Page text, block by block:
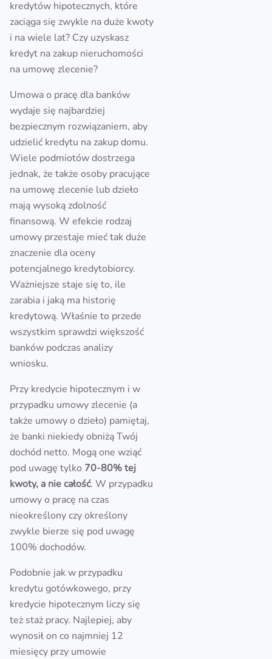
kredytów hipotecznych, które
zaciąga się zwykle na duże kwoty
i na wiele lat? Czy uzyskasz
kredyt na zakup nieruchomości
na umowę zlecenie?
Umowa o pracę dla banków
wydaje się najbardziej
bezpiecznym rozwiązaniem, aby
udzielić kredytu na zakup domu.
Wiele podmiotów dostrzega
jednak, że także osoby pracujące
na umowę zlecenie lub dzieło
mają wysoką zdolność
finansową. W efekcie rodzaj
umowy przestaje mieć tak duże
znaczenie dla oceny
potencjalnego kredytobiorcy.
Ważniejsze staje się to, ile
zarabia i jaką ma historię
kredytową. Właśnie to przede
wszystkim sprawdzi większość
banków podczas analizy
wniosku.
Przy kredycie hipotecznym i w
przypadku umowy zlecenie (a
także umowy o dzieło) pamiętaj,
że banki niekiedy obniżą Twój
dochód netto. Mogą one wziąć
pod uwagę tylko 70-80% tej
kwoty, a nie całość. W przypadku
umowy o pracę na czas
nieokreślony czy określony
zwykle bierze się pod uwagę
100% dochodów.
Podobnie jak w przypadku
kredytu gotówkowego, przy
kredycie hipotecznym liczy się
też staż pracy. Najlepiej, aby
wynosił on co najmniej 12
miesięcy przy umowie